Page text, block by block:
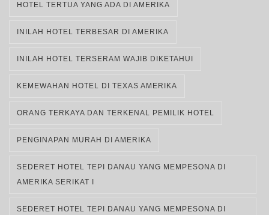
HOTEL TERTUA YANG ADA DI AMERIKA
INILAH HOTEL TERBESAR DI AMERIKA
INILAH HOTEL TERSERAM WAJIB DIKETAHUI
KEMEWAHAN HOTEL DI TEXAS AMERIKA
ORANG TERKAYA DAN TERKENAL PEMILIK HOTEL
PENGINAPAN MURAH DI AMERIKA
SEDERET HOTEL TEPI DANAU YANG MEMPESONA DI
AMERIKA SERIKAT I
SEDERET HOTEL TEPI DANAU YANG MEMPESONA DI